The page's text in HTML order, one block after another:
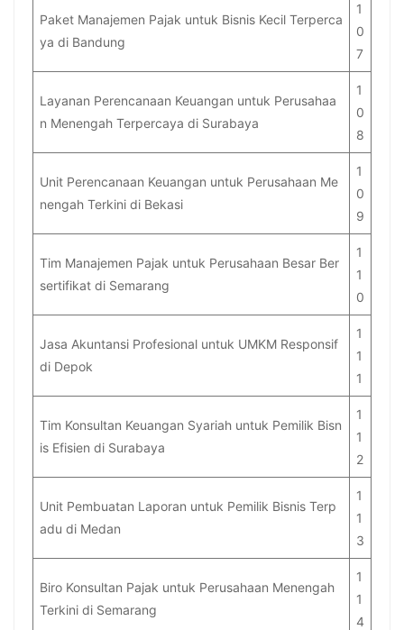
Paket Manajemen Pajak untuk Bisnis Kecil Terperca
ya di Bandung
1
0
7
Layanan Perencanaan Keuangan untuk Perusahaa
n Menengah Terpercaya di Surabaya
1
0
8
Unit Perencanaan Keuangan untuk Perusahaan Me
nengah Terkini di Bekasi
1
0
9
Tim Manajemen Pajak untuk Perusahaan Besar Ber
sertifikat di Semarang
1
1
0
Jasa Akuntansi Profesional untuk UMKM Responsif
di Depok
1
1
1
Tim Konsultan Keuangan Syariah untuk Pemilik Bisn
is Efisien di Surabaya
1
1
2
Unit Pembuatan Laporan untuk Pemilik Bisnis Terp
adu di Medan
1
1
3
Biro Konsultan Pajak untuk Perusahaan Menengah
Terkini di Semarang
1
1
4